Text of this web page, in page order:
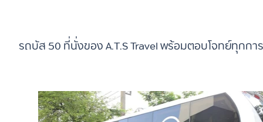
รถบัส 50 ที่นั่งของ A.T.S Travel พร้อมตอบโจทย์ทุก